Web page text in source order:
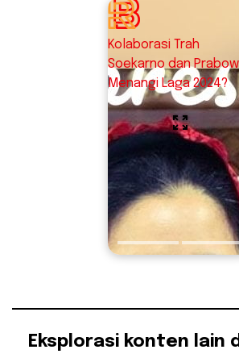
Kolaborasi Trah
Soekarno dan
Menangi Laga 2024?
Eksplorasi konten lain